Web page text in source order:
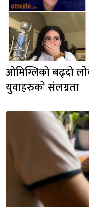
ओमिग्लिको बढ्दो
युवाहरुको संलग्नता